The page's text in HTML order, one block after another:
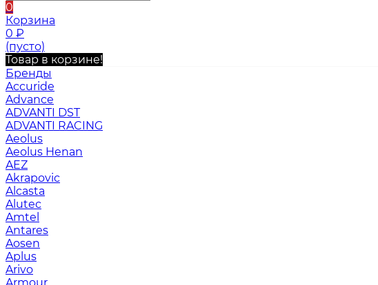
0
Корзина
0 ₽
(пусто)
Товар в корзине!
Бренды
Accuride
Advance
ADVANTI DST
ADVANTI RACING
Aeolus
Aeolus Henan
AEZ
Akrapovic
Alcasta
Alutec
Amtel
Antares
Aosen
Aplus
Arivo